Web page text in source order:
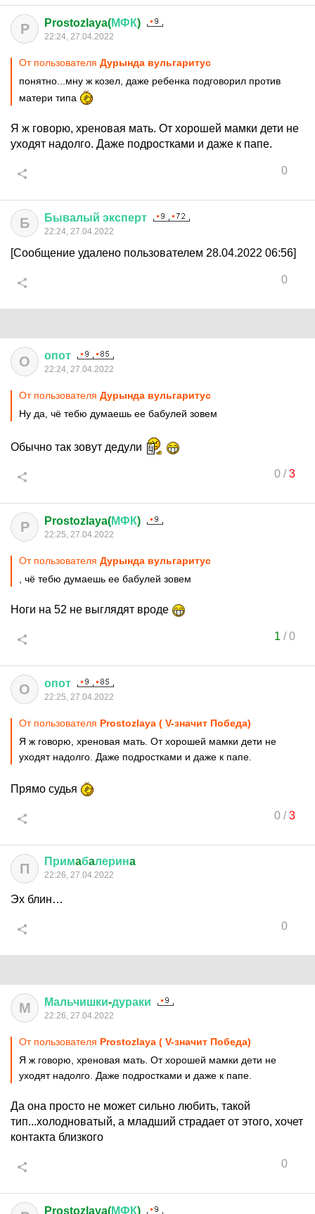
P Prostozlaya(МФК)
22:24, 27.04.2022
От пользователя Дурында вульгаритус
понятно...мну ж козел, даже ребенка подговорил против
матери типа
Я ж говорю, хреновая мать. От хорошей мамки дети не
уходят надолго. Даже подростками и даже к папе.
0
Б Бывалый эксперт
22:24, 27.04.2022
[Сообщение удалено пользователем 28.04.2022 06:56]
0
О опот
22:24, 27.04.2022
От пользователя Дурында вульгаритус
Ну да, чё тебю думаешь ее бабулей зовем
Обычно так зовут дедули
0/3
P Prostozlaya(МФК)
22:25, 27.04.2022
От пользователя Дурында вульгаритус
, чё тебю думаешь ее бабулей зовем
Ноги на 52 не выглядят вроде
1 /0
О опот
22:25, 27.04.2022
От пользователя Prostozlaya ( V-значит Победа)
Я ж говорю, хреновая мать. От хорошей мамки дети не
уходят надолго. Даже подростками и даже к папе.
Прямо судья
0/3
П Примaбaлеринa
22:26, 27.04.2022
Эх блин…
0
М Мальчишки-дураки
22:26, 27.04.2022
От пользователя Prostozlaya ( V-значит Победа)
Я ж говорю, хреновая мать. От хорошей мамки дети не
уходят надолго. Даже подростками и даже к папе.
Да она просто не может сильно любить, такой
тип...холодноватый, а младший страдает от этого, хочет
контакта близкого
0
Prostozlaya(МФК)